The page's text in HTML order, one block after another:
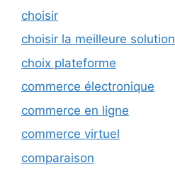
choisir
choisir la meilleure solution
choix plateforme
commerce électronique
commerce en ligne
commerce virtuel
comparaison